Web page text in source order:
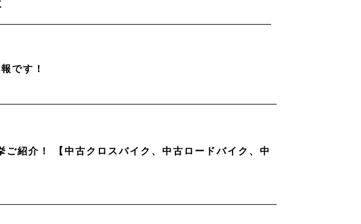
です！
紹介！ 【中古クロスバイク、中古ロードバイク、中